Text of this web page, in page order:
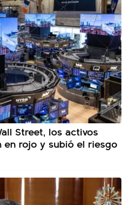
Street, los activos
en rojo y subió el riesgo